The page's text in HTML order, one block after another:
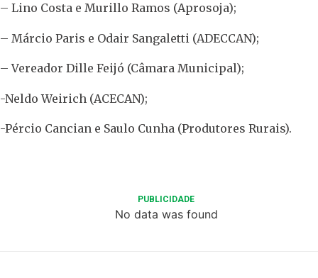
– Lino Costa e Murillo Ramos (Aprosoja);
– Márcio Paris e Odair Sangaletti (ADECCAN);
– Vereador Dille Feijó (Câmara Municipal);
-Neldo Weirich (ACECAN);
-Pércio Cancian e Saulo Cunha (Produtores Rurais).
PUBLICIDADE
No data was found